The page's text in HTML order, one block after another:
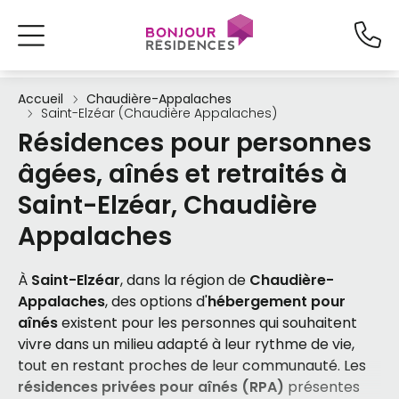
Accueil
Chaudière-Appalaches
Saint-Elzéar (Chaudière Appalaches)
Résidences pour personnes
âgées, aînés et retraités à
Saint-Elzéar, Chaudière
Appalaches
À Saint-Elzéar, dans la région de Chaudière-
Appalaches, des options d'hébergement pour
aînésexistent pour les personnes qui souhaitent
vivre dans un milieu adapté à leur rythme de vie,
tout en restant proches de leur communauté. Les
résidences privées pour aînés (RPA) présentes